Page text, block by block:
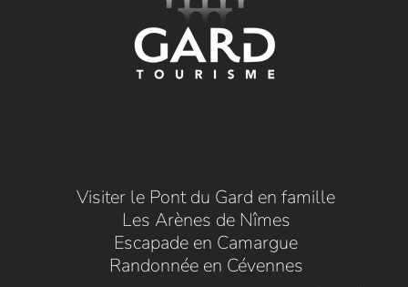
Visiter le Pont du Gard en famille
Les Arènes de Nîmes
Escapade en Camargue
Randonnée en Cévennes